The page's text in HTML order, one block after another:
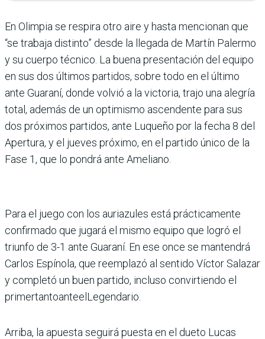
En Olimpia se respira otro aire y hasta mencio­nan que
“se trabaja dis­tinto” desde la llegada de Martín Palermo
y su cuerpo técnico. La buena pre­sentación del equipo
en sus dos últimos partidos, sobre todo en el último
ante Guaraní, donde volvió a la victoria, trajo una alegría
total, además de un optimismo ascendente para sus
dos próximos partidos, ante Luqueño por la fecha 8 del
Apertura, y el jueves próximo, en el partido único de la
Fase 1, que lo pondrá ante Ameliano.
Para el juego con los auriazu­les está prácticamente
con­firmado que jugará el mismo equipo que logró el
triunfo de 3-1 ante Guaraní. En ese once se mantendrá
Carlos Espínola, que reemplazó al sentido Víc­tor Salazar
y completó un buen partido, incluso convirtiendo el
primertantoanteelLegendario.
Arriba, la apuesta seguirá puesta en el dueto Lucas